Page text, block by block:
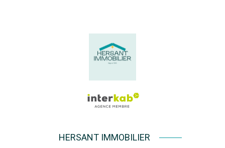
HERSANT IMMOBILIER